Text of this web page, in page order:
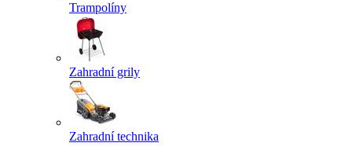
Trampolíny
Zahradní grily
Zahradní technika